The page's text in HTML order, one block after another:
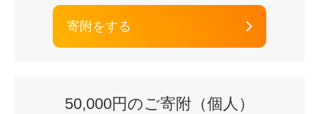
寄附をする
50,000円のご寄附（個人）